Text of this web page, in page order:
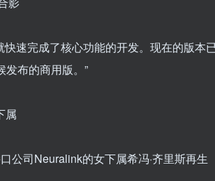
速完成了核心功能的开发。现在的版本
布的商用版。”
属
公司Neuralink的女下属希冯·齐里斯再生